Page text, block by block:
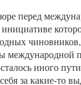
перед
международной
иного
за какие-то